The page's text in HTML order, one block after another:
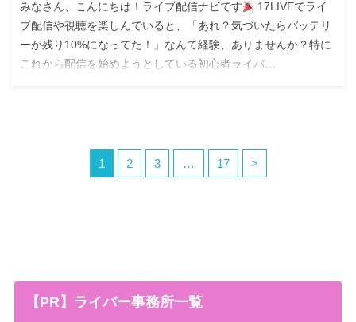
みなさん、こんにちは！ライブ配信ナビです
17LIVEでライ
ブ配信や視聴を楽しんでいると、「あれ？気づいたらバッテリ
ーが残り10%になってた！」なんて経験、ありませんか？特に
これから配信を始めようとしている初心者ライバ…
1 2 3 … 17 >
【PR】ライバー事務所一覧